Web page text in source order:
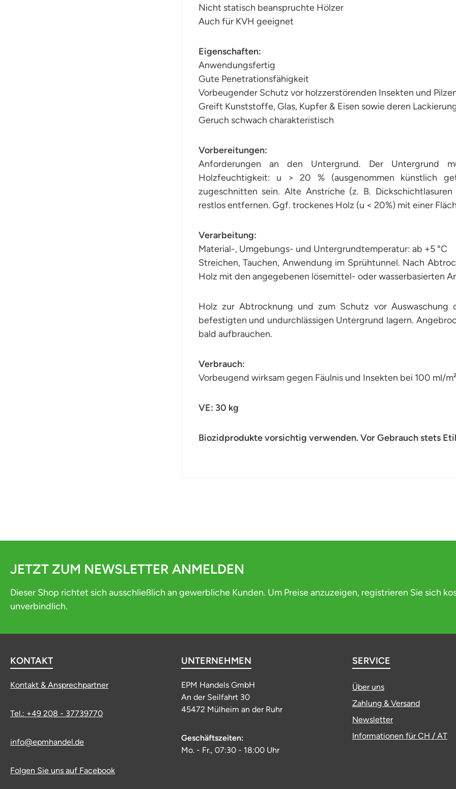
Nicht statisch beanspruchte Hölzer
Auch für KVH geeignet
Eigenschaften:
Anwendungsfertig
Gute Penetrationsfähigkeit
Vorbeugender Schutz vor holzzerstörenden Insekten und
Greift Kunststoffe, Glas, Kupfer & Eisen sowie deren
Geruch schwach charakteristisch
Vorbereitungen:
Anforderungen an den Untergrund. Der Untergrund
Holzfeuchtigkeit: u > 20 % (ausgenommen künstlich
zugeschnitten sein. Alte Anstriche (z. B.
restlos entfernen. Ggf. trockenes Holz (u < 20%) mit einer
Verarbeitung:
Material-, Umgebungs- und Untergrundtemperatur: ab +5 °C
Streichen, Tauchen, Anwendung im Sprühtunnel. Nach
Holz mit den angegebenen lösemittel- oder wasserbasierten
Holz zur Abtrocknung und zum Schutz vor
befestigten und undurchlässigen Untergrund lagern.
bald aufbrauchen.
Verbrauch:
Vorbeugend wirksam gegen Fäulnis und Insekten bei 100 ml/
VE: 30 kg
Biozidprodukte vorsichtig verwenden. Vor Gebrauch stets
JETZT ZUM NEWSLETTER ANMELDEN
Dieser Shop richtet sich ausschließlich an gewerbliche Kunden. Um Preise anzuzeigen, registrieren Sie sich
unverbindlich.
KONTAKT
Kontakt & Ansprechpartner
Tel.: +49 208 - 37739770
info@epmhandel.de
Folgen Sie uns auf Facebook
UNTERNEHMEN
EPM Handels GmbH
An der Seilfahrt 30
45472 Mülheim an der Ruhr
Geschäftszeiten:
Mo. - Fr., 07:30 - 18:00 Uhr
SERVICE
Über uns
Zahlung & Versand
Newsletter
Informationen für CH / AT